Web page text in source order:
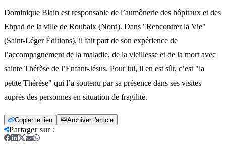
Dominique Blain est responsable de l’aumônerie des hôpitaux et des
Ehpad de la ville de Roubaix (Nord). Dans "Rencontrer la Vie"
(Saint-Léger Éditions), il fait part de son expérience de
l’accompagnement de la maladie, de la vieillesse et de la mort avec
sainte Thérèse de l’Enfant-Jésus. Pour lui, il en est sûr, c’est "la
petite Thérèse" qui l’a soutenu par sa présence dans ses visites
auprès des personnes en situation de fragilité.
Copier le lien Archiver l'article
Partager sur: